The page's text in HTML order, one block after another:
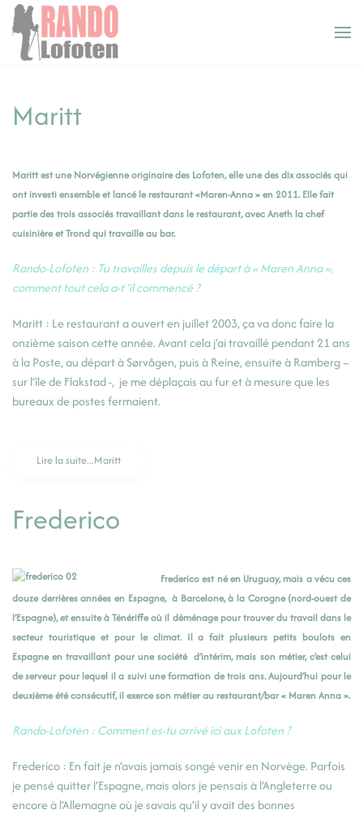
Accéder au contenu principal
Maritt
Maritt est une Norvégienne originaire des Lofoten, elle une des dix associés qui
ont investi ensemble et lancé le restaurant «Maren-Anna » en 2011. Elle fait
partie des trois associés travaillant dans le restaurant, avec Aneth la chef
cuisinière et Trond qui travaille au bar.
Rando-Lofoten : Tu travailles depuis le départ à « Maren Anna »,
comment tout cela a-t ’il commencé ?
Maritt : Le restaurant a ouvert en juillet 2003, ça va donc faire la
onzième saison cette année. Avant cela j’ai travaillé pendant 21 ans
à la Poste, au départ à Sørvågen, puis à Reine, ensuite à Ramberg –
sur l’île de Flakstad -, je me déplaçais au fur et à mesure que les
bureaux de postes fermaient.
Lire la suite...Maritt
Frederico
Frederico est né en Uruguay, mais a vécu ces
douze derrières années en Espagne, à Barcelone, à la Corogne (nord-ouest de
l’Espagne), et ensuite à Ténériffe où il déménage pour trouver du travail dans le
secteur touristique et pour le climat. Il a fait plusieurs petits boulots en
Espagne en travaillant pour une société d’intérim, mais son métier, c’est celui
de serveur pour lequel il a suivi une formation de trois ans. Aujourd’hui pour le
deuxième été consécutif, il exerce son métier au restaurant/bar « Maren Anna ».
Rando-Lofoten : Comment es-tu arrivé ici aux Lofoten ?
Frederico : En fait je n’avais jamais songé venir en Norvège. Parfois
je pensé quitter l’Espagne, mais alors je pensais à l’Angleterre ou
encore à l’Allemagne où je savais qu’il y avait des bonnes
Panneau de gestion des cookies